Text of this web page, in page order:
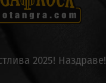
2025! Наздраве!